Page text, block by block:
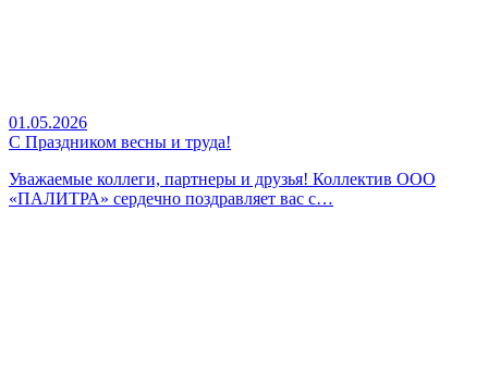
01.05.2026
С Праздником весны и труда!
Уважаемые коллеги, партнеры и друзья! Коллектив ООО
«ПАЛИТРА» сердечно поздравляет вас с…